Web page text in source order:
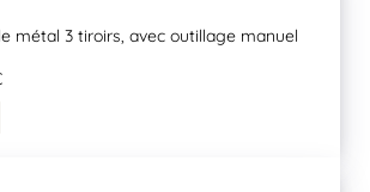
métal 3 tiroirs, avec outillage manuel